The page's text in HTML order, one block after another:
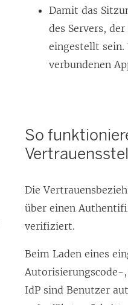
Damit das
des Servers,
eingestellt sein.
verbundenen
So
Die
über einen
verifiziert.
Beim Laden eines
Autorisierungscode-
IdP sind Benutzer